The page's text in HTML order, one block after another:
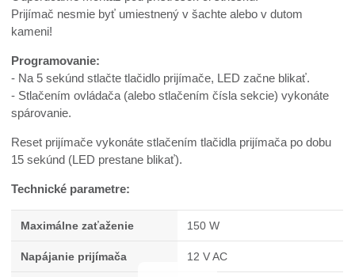
Prijímač nesmie byť umiestnený v šachte alebo v dutom
kameni!
Programovanie:
- Na 5 sekúnd stlačte tlačidlo prijímače, LED začne blikať.
- Stlačením ovládača (alebo stlačením čísla sekcie) vykonáte
spárovanie.
Reset prijímače vykonáte stlačením tlačidla prijímača po dobu
15 sekúnd (LED prestane blikať).
Technické parametre:
Maximálne zaťaženie 150 W
Napájanie prijímača 12 V AC